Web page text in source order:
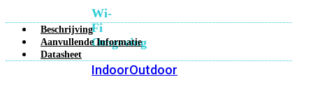
Wi-
Fi
Omgeving
IndoorOutdoor
Beschrijving
Aanvullende Informatie
Datasheet